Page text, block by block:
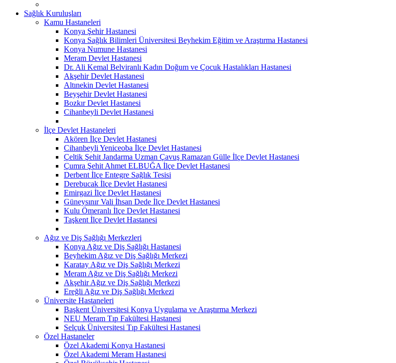
Sağlık Kuruluşları
Kamu Hastaneleri
Konya Şehir Hastanesi
Konya Sağlık Bilimleri Üniversitesi Beyhekim Eğitim ve Araştırma Hastanesi
Konya Numune Hastanesi
Meram Devlet Hastanesi
Dr. Ali Kemal Belviranlı Kadın Doğum ve Çocuk Hastalıkları Hastanesi
Akşehir Devlet Hastanesi
Altınekin Devlet Hastanesi
Beyşehir Devlet Hastanesi
Bozkır Devlet Hastanesi
Cihanbeyli Devlet Hastanesi
İlçe Devlet Hastaneleri
Akören İlçe Devlet Hastanesi
Cihanbeyli Yeniceoba İlçe Devlet Hastanesi
Çeltik Şehit Jandarma Uzman Çavuş Ramazan Gülle İlçe Devlet Hastanesi
Çumra Şehit Ahmet ELBUĞA İlçe Devlet Hastanesi
Derbent İlçe Entegre Sağlık Tesisi
Derebucak İlçe Devlet Hastanesi
Emirgazi İlçe Devlet Hastanesi
Güneysınır Vali İhsan Dede İlçe Devlet Hastanesi
Kulu Ömeranlı İlçe Devlet Hastanesi
Taşkent İlçe Devlet Hastanesi
Ağız ve Diş Sağlığı Merkezleri
Konya Ağız ve Diş Sağlığı Hastanesi
Beyhekim Ağız ve Diş Sağlığı Merkezi
Karatay Ağız ve Diş Sağlığı Merkezi
Meram Ağız ve Diş Sağlığı Merkezi
Akşehir Ağız ve Diş Sağlığı Merkezi
Ereğli Ağız ve Diş Sağlığı Merkezi
Üniversite Hastaneleri
Başkent Üniversitesi Konya Uygulama ve Araştırma Merkezi
NEU Meram Tıp Fakültesi Hastanesi
Selçuk Üniversitesi Tıp Fakültesi Hastanesi
Özel Hastaneler
Özel Akademi Konya Hastanesi
Özel Akademi Meram Hastanesi